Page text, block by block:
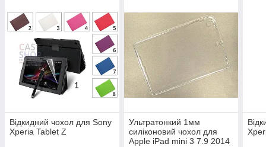
Відкидний чохол для Sony
Xperia Tablet Z
Ультратонкий 1мм
силіконовий чохол для
Apple iPad mini 3 7.9 2014